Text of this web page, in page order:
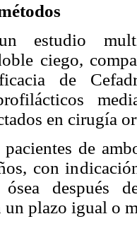
estudio
ciego,
de
en cirugía
de
con
después
plazo igual o